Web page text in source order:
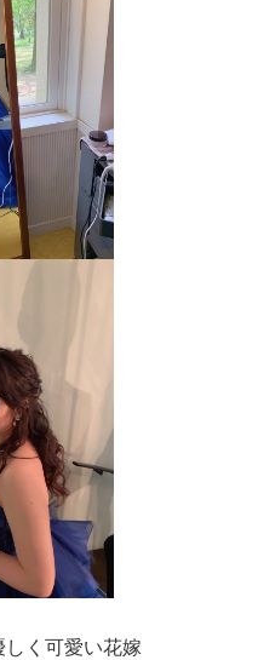
く可愛い花嫁